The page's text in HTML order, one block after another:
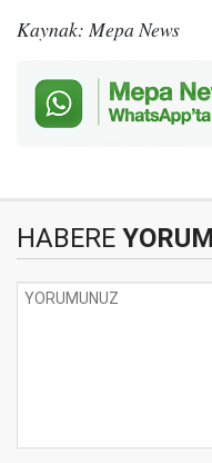
Kaynak: Mepa News
HABERE